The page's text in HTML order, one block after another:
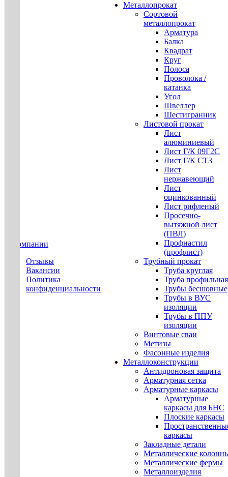
О компании
Отзывы
Вакансии
Политика
конфиденциальности
Металлопрокат
Сортовой
металлопрокат
Арматура
Балка
Квадрат
Круг
Полоса
Проволока /
катанка
Угол
Швеллер
Шестигранник
Листовой прокат
Лист
алюминиевый
Лист Г/К 09Г2С
Лист Г/К СТ3
Лист
нержавеющий
Лист
оцинкованный
Лист рифленый
Просечно-
вытяжной лист
(ПВЛ)
Профнастил
(профлист)
Трубный прокат
Труба круглая
Труба профильная
Трубы бесшовные
Трубы в ВУС
изоляции
Трубы в ППУ
изоляции
Винтовые сваи
Метизы
Фасонные изделия
Металлоконструкции
Антидроновая защита
Арматурная сетка
Арматурные каркасы
Арматурные
каркасы для БНС
Плоские каркасы
каркасы
Закладные детали
Металлические
Металлические фермы
Металлоизделия